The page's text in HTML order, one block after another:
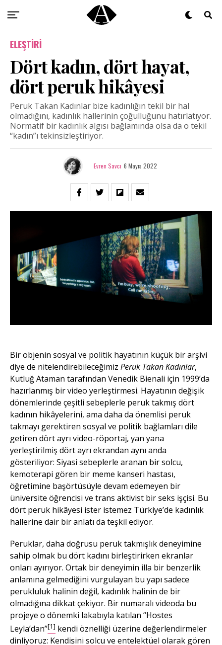
ELEŞTIRI
Dört kadın, dört hayat,
dört peruk hikâyesi
Peruk Takan Kadınlar bize kadınlığın tekil bir hal
olmadığını, kadınlık hallerinin çoğulluğunu hatırlatıyor.
Normatif bir kadınlık algısı bağlamında olsa da o tekil
“kadın”ı tekinsizleştiriyor.
Evren Savcı 6 Mayıs 2022
Bir objenin sosyal ve politik hayatının küçük bir arşivi
diye de nitelendirebileceğimiz Peruk Takan Kadınlar,
Kutluğ Ataman tarafından Venedik Bienali için 1999’da
hazırlanmış bir video yerleştirmesi. Hayatının değişik
dönemlerinde çeşitli sebeplerle peruk takmış dört
kadının hikâyelerini, ama daha da önemlisi peruk
takmayı gerektiren sosyal ve politik bağlamları dile
getiren dört ayrı video-röportaj, yan yana
yerleştirilmiş dört ayrı ekrandan aynı anda
gösteriliyor: Siyasi sebeplerle aranan bir solcu,
kemoterapi gören bir meme kanseri hastası,
öğretimine başörtüsüyle devam edemeyen bir
üniversite öğrencisi ve trans aktivist bir seks işçisi. Bu
dört peruk hikâyesi ister istemez Türkiye’de kadınlık
hallerine dair bir anlatı da teşkil ediyor.
Peruklar, daha doğrusu peruk takmışlık deneyimine
sahip olmak bu dört kadını birleştirirken ekranlar
onları ayırıyor. Ortak bir deneyimin illa bir benzerlik
anlamına gelmediğini vurgulayan bu yapı sadece
perukluluk halinin değil, kadınlık halinin de bir
olmadığına dikkat çekiyor. Bir numaralı videoda bu
projeye o dönemki lakabıyla katılan “Hostes
Leyla’dan”[1] kendi öznelliği üzerine değerlendirmeler
dinliyoruz: Kendisini solcu ve entelektüel olarak gören